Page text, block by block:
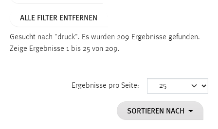
ALLE FILTER ENTFERNEN
Gesucht nach "druck". Es wurden 209 Ergebnisse gefunden.
Zeige Ergebnisse 1 bis 25 von 209.
Ergebnisse pro Seite:
SORTIEREN NACH
Name:
Dieser Cookie speichert die ausgewählten Einverständnis-